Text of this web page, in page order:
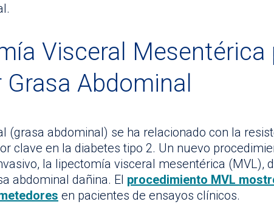
Visceral Mesentérica
Abdominal
(grasa abdominal) se ha relacionado con la
clave en la diabetes tipo 2. Un nuevo
la lipectomía visceral mesentérica (MVL),
abdominal dañina. El procedimiento MVL
en pacientes de ensayos clínicos.